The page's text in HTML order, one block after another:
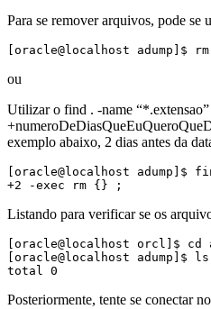
Para se remover arquivos, pode se
[oracle@localhost adump]$
ou
Utilizar o find . -name
exemplo abaixo, 2 dias antes da
[oracle@localhost adump]$
+2 -exec rm {} ;
Listando para verificar se os
[oracle@localhost orcl]$ cd
[oracle@localhost adump]$
total 0
Posteriormente, tente se conectar